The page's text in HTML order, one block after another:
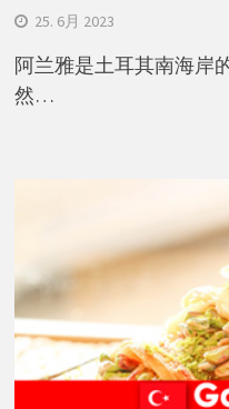
25. 6月 2023
阿兰雅是土耳其南海岸
然…